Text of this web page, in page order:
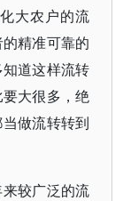
大农户的流
精准可靠的
道这样流转
大很多，绝
做流转转到
较广泛的流